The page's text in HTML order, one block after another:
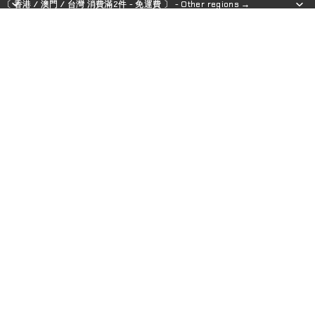
〔 香港 / 澳門 / 台灣 消費滿2件 - 免運費 〕 - Other regions →
〔 香港 / 澳門 / 台灣 消費滿2件 - 免運費 〕 - Other regions →